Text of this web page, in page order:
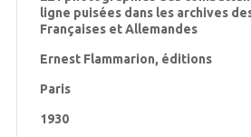
ligne puisées dans les archives
Françaises et Allemandes
Ernest Flammarion, éditions
Paris
1930